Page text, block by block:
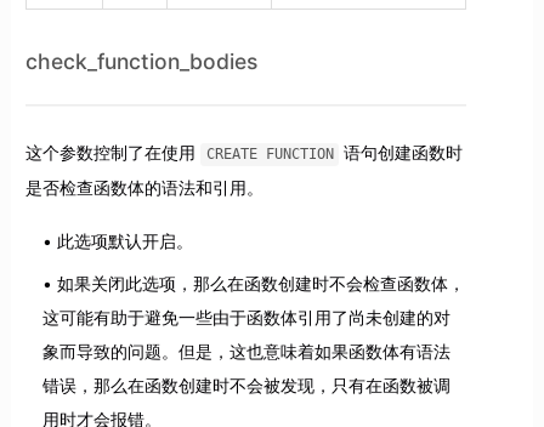
check_function_bodies
这个参数控制了在使用 CREATE FUNCTION
语句创建函数时
是否检查函数体的语法和引用。
此选项默认开启。
如果关闭此选项，那么在函数创建时不会检查函数体，
这可能有助于避免一些由于函数体引用了尚未创建的对
象而导致的问题。但是，这也意味着如果函数体有语法
错误，那么在函数创建时不会被发现，只有在函数被调
用时才会报错。